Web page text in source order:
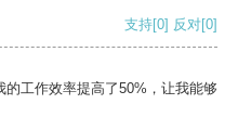
支持[0] 反对[0]
工作效率提高了50%，让我能够